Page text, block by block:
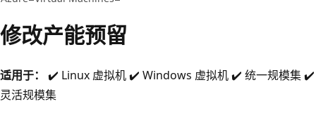
修改产能预留
适用于：
✔️ Linux 虚拟机 ✔️ Windows 虚拟机 ✔️ 统一规模集 ✔️
灵活规模集